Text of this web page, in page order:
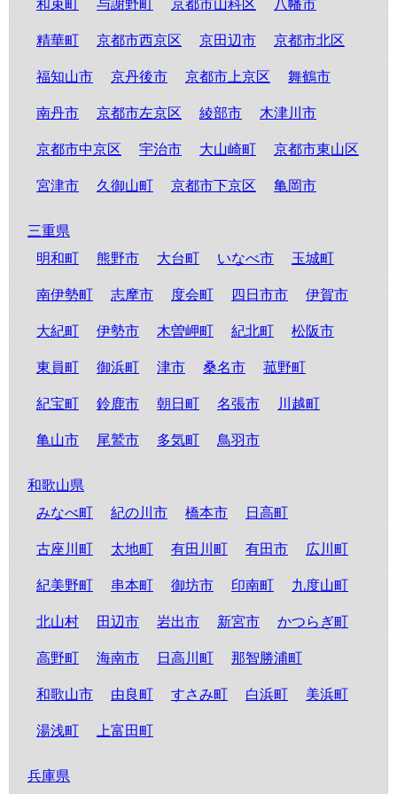
和束町 与謝野町 京都市山科区 八幡市
精華町 京都市西京区 京田辺市 京都市北区
福知山市 京丹後市 京都市上京区 舞鶴市
南丹市 京都市左京区 綾部市 木津川市
京都市中京区 宇治市 大山崎町 京都市東山区
宮津市 久御山町 京都市下京区 亀岡市
三重県
明和町
熊野市 大台町 いなべ市 玉城町
南伊勢町 志摩市 度会町 四日市市 伊賀市
大紀町 伊勢市 木曽岬町 紀北町 松阪市
東員町 御浜町 津市 桑名市 菰野町
紀宝町 鈴鹿市 朝日町 名張市 川越町
亀山市 尾鷲市 多気町 鳥羽市
和歌山県
みなべ町
紀の川市 橋本市 日高町
古座川町 太地町 有田川町 有田市 広川町
紀美野町 串本町 御坊市 印南町 九度山町
北山村 田辺市 岩出市 新宮市 かつらぎ町
高野町 海南市 日高川町 那智勝浦町
和歌山市 由良町 すさみ町 白浜町 美浜町
湯浅町 上富田町
兵庫県